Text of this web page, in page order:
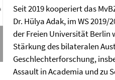
Seit 2019 kooperiert das
Dr. Hülya Adak, im WS
der Freien Universität Berlin
Stärkung des bilateralen
Geschlechterforschung,
Assault in Academia und zu